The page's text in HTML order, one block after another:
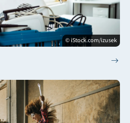
© iStock.com/izusek